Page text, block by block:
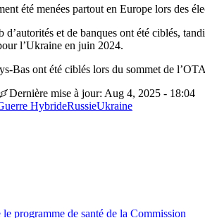
été menées partout en Europe lors des
d’autorités et de banques ont été ciblés,
l’Ukraine en juin 2024.
Bas ont été ciblés lors du sommet de
Dernière mise à jour: Aug 4, 2025 - 18:04
HybrideRussieUkraine
programme de santé de la Commission